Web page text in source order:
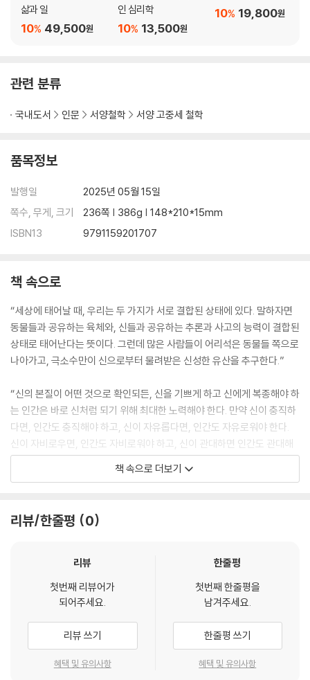
삶과 일
49,500원
10%
인 심리학
13,500원
10%
19,800원
10%
관련 분류
국내도서 인문 서양철학 서양 고중세 철학
품목정보
발행일
2025년 05월 15일
쪽수, 무게, 크기
236쪽 | 386g | 148*210*15mm
ISBN13
9791159201707
책 속으로
“세상에 태어날 때, 우리는 두 가지가 서로 결합된 상태에 있다. 말하자면
동물들과 공유하는 육체와, 신들과 공유하는 추론과 사고의 능력이 결합된
상태로 태어난다는 뜻이다. 그런데 많은 사람들이 어리석은 동물들 쪽으로
나아가고, 극소수만이 신으로부터 물려받은 신성한 유산을 추구한다.”
“신의 본질이 어떤 것으로 확인되든, 신을 기쁘게 하고 신에게 복종해야 하
는 인간은 바로 신처럼 되기 위해 최대한 노력해야 한다. 만약 신이 충직하
다면, 인간도 충직해야 하고, 신이 자유롭다면, 인간도 자유로워야 한다.
신이 자비로우면, 인간도 자비로워야 하고, 신이 관대하면 인간도 관대해
야 한다. 따라서 신의 모방자로서, 인간은 모든 행동과 말에서 신을 따라야
마음을 보도록 한다는 뜻이다. 나의 마음을 배우도록 하라. 그리고 당신의
해도 좋다. 서로를 점검하도록 하자. 만약 내가 그릇된 행동 지침을 갖고 있
그것을 제거하도록 하라. 그것이 철학자를 만난다는 것이 의미하는 바이
“잔치를 준비할 때나 즐길 때나 똑같이, 당신은 그때 해야 하는 일의 부담
을 하인들과 나눠 져야 한다. 그렇게 하는 것이 어렵다는 사실이 확인된다
책 속으로 더보기
리뷰/한줄평 0
리뷰
첫번째 리뷰어가
되어주세요.
리뷰 쓰기
혜택 및 유의사항
한줄평
첫번째 한줄평을
남겨주세요.
한줄평 쓰기
혜택 및 유의사항